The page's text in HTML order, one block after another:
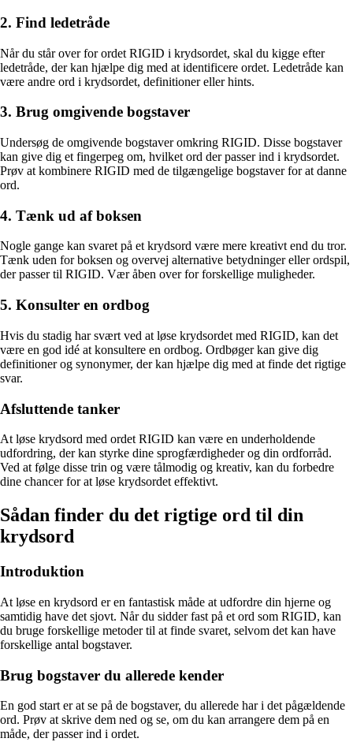
2. Find ledetråde
Når du står over for ordet RIGID i krydsordet, skal du kigge efter
ledetråde, der kan hjælpe dig med at identificere ordet. Ledetråde kan
være andre ord i krydsordet, definitioner eller hints.
3. Brug omgivende bogstaver
Undersøg de omgivende bogstaver omkring RIGID. Disse bogstaver
kan give dig et fingerpeg om, hvilket ord der passer ind i krydsordet.
Prøv at kombinere RIGID med de tilgængelige bogstaver for at danne
ord.
4. Tænk ud af boksen
Nogle gange kan svaret på et krydsord være mere kreativt end du tror.
Tænk uden for boksen og overvej alternative betydninger eller ordspil,
der passer til RIGID. Vær åben over for forskellige muligheder.
5. Konsulter en ordbog
Hvis du stadig har svært ved at løse krydsordet med RIGID, kan det
være en god idé at konsultere en ordbog. Ordbøger kan give dig
definitioner og synonymer, der kan hjælpe dig med at finde det rigtige
svar.
Afsluttende tanker
At løse krydsord med ordet RIGID kan være en underholdende
udfordring, der kan styrke dine sprogfærdigheder og din ordforråd.
Ved at følge disse trin og være tålmodig og kreativ, kan du forbedre
dine chancer for at løse krydsordet effektivt.
Sådan finder du det rigtige ord til din
krydsord
Introduktion
At løse en krydsord er en fantastisk måde at udfordre din hjerne og
samtidig have det sjovt. Når du sidder fast på et ord som RIGID, kan
du bruge forskellige metoder til at finde svaret, selvom det kan have
forskellige antal bogstaver.
Brug bogstaver du allerede kender
En god start er at se på de bogstaver, du allerede har i det pågældende
ord. Prøv at skrive dem ned og se, om du kan arrangere dem på en
måde, der passer ind i ordet.